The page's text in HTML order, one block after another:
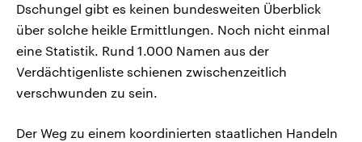
Dschungel gibt es keinen bundesweiten Überblick
über solche heikle Ermittlungen. Noch nicht einmal
eine Statistik. Rund 1.000 Namen aus der
Verdächtigenliste schienen zwischenzeitlich
verschwunden zu sein.
Der Weg zu einem koordinierten staatlichen Handeln